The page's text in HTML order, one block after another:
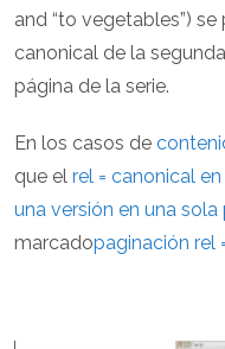
and “to vegetables”)
canonical de la
página de la serie.
En los casos de
que el rel = canonical
una versión en una
marcadopaginación rel